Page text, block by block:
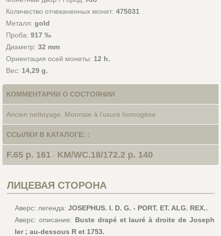
Количество отчеканенных монет: 475031
Металл: gold
Проба: 917 ‰
Диаметр: 32 mm
Ориентация осей монеты: 12 h.
Вес: 14,29 g.
КОММЕНТАРИИ О СОСТОЯНИИ
Ancien nettoyage. Monnaie à l’usure homogène
ССЫЛКИ В КАТАЛОГЕ: :
F.65 p. 161- KM/WC.18/172.2 p. 140
ЛИЦЕВАЯ СТОРОНА
Аверс: легенда: JOSEPHUS. I. D. G. - PORT. ET. ALG. REX..
Аверс: описание: Buste drapé et lauré à droite de Joseph
Ier ; au-dessous R et 1753.